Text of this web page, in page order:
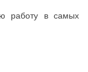
работу в самых